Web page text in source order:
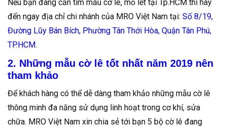
Nếu bạn đang cần tìm mẫu cờ lê, mỏ lết tại Tp.HCM thì hãy
đến ngay địa chỉ chi nhánh của MRO Việt Nam tại: Số 8/19,
Đường Lũy Bán Bích, Phường Tân Thới Hòa, Quận Tân Phú,
TP.HCM.
2. Những mẫu cờ lê tốt nhất năm 2019 nên
tham khảo
Để khách hàng có thể dễ dàng tham khảo những mẫu cờ lê
thông minh đa năng sử dụng linh hoạt trong cơ khí, sửa
chữa. MRO Việt Nam xin chia sẻ tới bạn 5 bộ cờ lê đang